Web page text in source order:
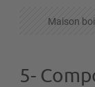
Maison
5-